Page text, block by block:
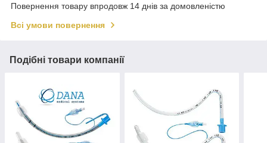
Повернення товару впродовж 14 днів за домовленістю
Всі умови повернення
Подібні товари компанії